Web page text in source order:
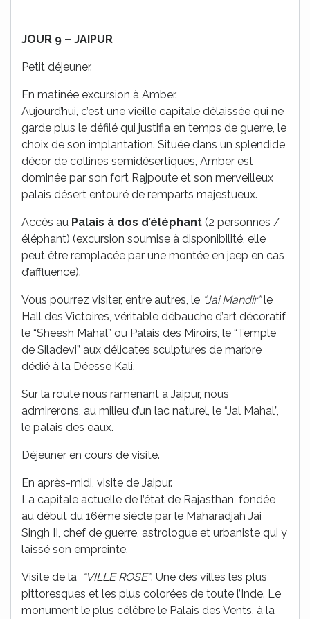
JOUR 9 – JAIPUR
Petit déjeuner.
En matinée excursion à Amber.
Aujourd’hui, c’est une vieille capitale délaissée qui ne
garde plus le défilé qui justifia en temps de guerre, le
choix de son implantation. Située dans un splendide
décor de collines semidésertiques, Amber est
dominée par son fort Rajpoute et son merveilleux
palais désert entouré de remparts majestueux.
Accès au Palais à dos d’éléphant (2 personnes /
éléphant) (excursion soumise à disponibilité, elle
peut être remplacée par une montée en jeep en cas
d’affluence).
Vous pourrez visiter, entre autres, le “Jai Mandir”le
Hall des Victoires, véritable débauche d’art décoratif,
le “Sheesh Mahal” ou Palais des Miroirs, le “Temple
de Siladevi” aux délicates sculptures de marbre
dédié à la Déesse Kali.
Sur la route nous ramenant à Jaipur, nous
admirerons, au milieu d’un lac naturel, le “Jal Mahal”,
le palais des eaux.
Déjeuner en cours de visite.
En après-midi, visite de Jaipur.
La capitale actuelle de l’état de Rajasthan, fondée
au début du 16ème siècle par le Maharadjah Jai
Singh II, chef de guerre, astrologue et urbaniste qui y
laissé son empreinte.
Visite de la “VILLE ROSE”. Une des villes les plus
pittoresques et les plus colorées de toute l’Inde. Le
monument le plus célèbre le Palais des Vents, à la